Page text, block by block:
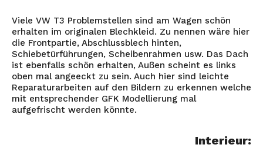
Viele VW T3 Problemstellen sind am Wagen schön
erhalten im originalen Blechkleid. Zu nennen wäre hier
die Frontpartie, Abschlussblech hinten,
Schiebetürführungen, Scheibenrahmen usw. Das Dach
ist ebenfalls schön erhalten, Außen scheint es links
oben mal angeeckt zu sein. Auch hier sind leichte
Reparaturarbeiten auf den Bildern zu erkennen welche
mit entsprechender GFK Modellierung mal
aufgefrischt werden könnte.
Interieur: